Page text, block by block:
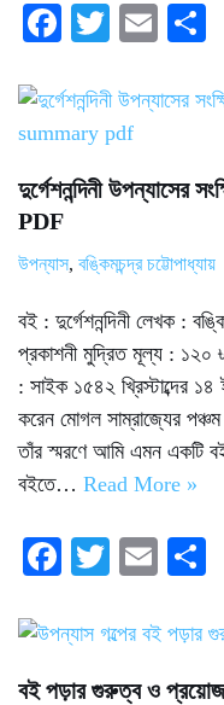
Fa
bo
ok
T
tte
r
E
ail
দুর্গেশনন্দিনী
PDF
উপন্যাস, বঙ্কিমচন্দ্র চট্টোপাধ্যায়
বই : দুর্গেশনন্দিনী লেখক :
প্রকাশনী মুদ্রিত মূল্য : ১২০
: সাইক ১৫৪২ খ্রিস্টাব্দের
করেন মোগল সাম্রাজ্যের
তাঁর স্মরণে আমি এমন একটি
বইতে… Read More »
Fa
bo
ok
T
tte
E
ail
বই পড়ার গুরুত্ব ও